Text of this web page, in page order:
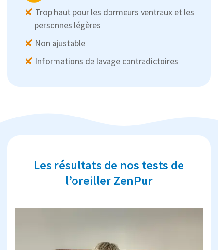
Trop haut pour les dormeurs ventraux et les
personnes légères
Non ajustable
Informations de lavage contradictoires
Les résultats de nos tests de
l’oreiller ZenPur